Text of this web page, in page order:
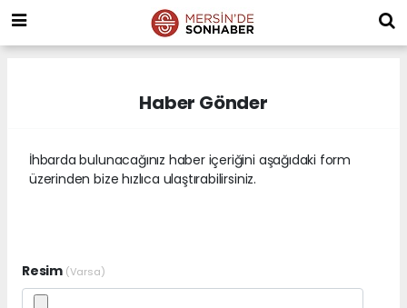
Haber Gönder
İhbarda bulunacağınız haber içeriğini aşağıdaki form
üzerinden bize hızlıca ulaştırabilirsiniz.
Resim (Varsa)